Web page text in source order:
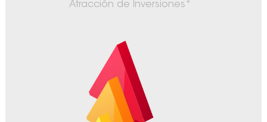
Atracción de Inversiones*